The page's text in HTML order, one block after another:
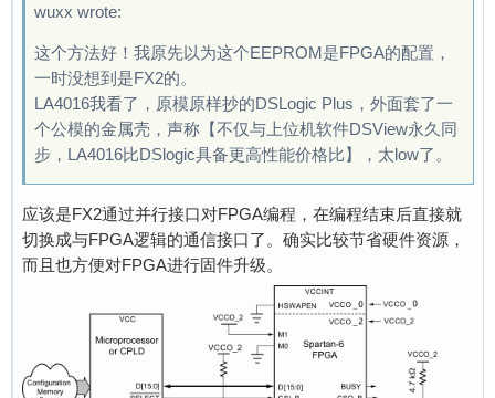
wuxx wrote:
这个方法好！我原先以为这个EEPROM是FPGA的配置，
一时没想到是FX2的。
LA4016我看了，原模原样抄的DSLogic Plus，外面套了一
个公模的金属壳，声称【不仅与上位机软件DSView永久同
步，LA4016比DSlogic具备更高性能价格比】，太low了。
应该是FX2通过并行接口对FPGA编程，在编程结束后直接就
切换成与FPGA逻辑的通信接口了。确实比较节省硬件资源，
而且也方便对FPGA进行固件升级。